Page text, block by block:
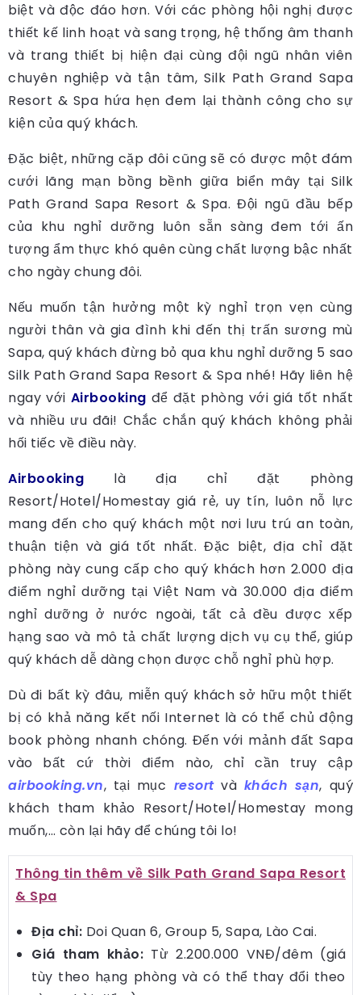
biệt và độc đáo hơn. Với các phòng hội nghị được
thiết kế linh hoạt và sang trọng, hệ thống âm thanh
và trang thiết bị hiện đại cùng đội ngũ nhân viên
chuyên nghiệp và tận tâm, Silk Path Grand Sapa
Resort & Spa hứa hẹn đem lại thành công cho sự
kiện của quý khách.
Đặc biệt, những cặp đôi cũng sẽ có được một đám
cưới lãng mạn bồng bềnh giữa biển mây tại Silk
Path Grand Sapa Resort & Spa. Đội ngũ đầu bếp
của khu nghỉ dưỡng luôn sẵn sàng đem tới ấn
tượng ẩm thực khó quên cùng chất lượng bậc nhất
cho ngày chung đôi.
Nếu muốn tận hưởng một kỳ nghỉ trọn vẹn cùng
người thân và gia đình khi đến thị trấn sương mù
Sapa, quý khách đừng bỏ qua khu nghỉ dưỡng 5 sao
Silk Path Grand Sapa Resort & Spa nhé! Hãy liên hệ
ngay với Airbooking để đặt phòng với giá tốt nhất
và nhiều ưu đãi! Chắc chắn quý khách không phải
hối tiếc về điều này.
Airbooking là địa chỉ đặt phòng
Resort/Hotel/Homestay giá rẻ, uy tín, luôn nỗ lực
mang đến cho quý khách một nơi lưu trú an toàn,
thuận tiện và giá tốt nhất. Đặc biệt, địa chỉ đặt
phòng này cung cấp cho quý khách hơn 2.000 địa
điểm nghỉ dưỡng tại Việt Nam và 30.000 địa điểm
nghỉ dưỡng ở nước ngoài, tất cả đều được xếp
hạng sao và mô tả chất lượng dịch vụ cụ thể, giúp
quý khách dễ dàng chọn được chỗ nghỉ phù hợp.
Dù đi bất kỳ đâu, miễn quý khách sở hữu một thiết
bị có khả năng kết nối Internet là có thể chủ động
book phòng nhanh chóng. Đến với mảnh đất Sapa
vào bất cứ thời điểm nào, chỉ cần truy cập
airbooking.vn, tại mục resortvà khách sạn, quý
khách tham khảo Resort/Hotel/Homestay mong
muốn,… còn lại hãy để chúng tôi lo!
Thông tin thêm về Silk Path Grand Sapa Resort
& Spa
Địa chỉ: Doi Quan 6, Group 5, Sapa, Lào Cai.
Giá tham khảo: Từ 2.200.000 VNĐ/đêm (giá
tùy theo hạng phòng và có thể thay đổi theo